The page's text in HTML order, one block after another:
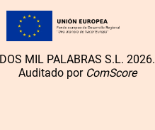
DOS MIL PALABRAS S.L. 2026.
Auditado por ComScore